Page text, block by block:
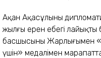
Ақан Ақасұлының
жылғы ерен еңбегі
басшысының Жарлығымен
үшін» медалімен